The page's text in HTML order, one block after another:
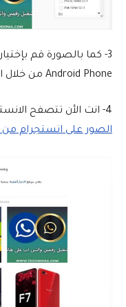
3- كما بالصورة قم
Android Phone من خلال الضغط عليه وعمل ريفريش للصفحة.
4- انت الأن تتصفح الانستقرام من خلال هاتف، وبإمكانك
الصور على انستجرام من